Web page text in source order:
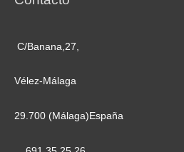
C/Banana,27,
Vélez-Málaga
29.700 (Málaga)España